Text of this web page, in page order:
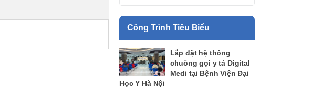
Công Trình Tiêu Biểu
Lắp đặt hệ thống
chuông gọi y tá Digital
Medi tại Bệnh Viện Đại
Học Y Hà Nội